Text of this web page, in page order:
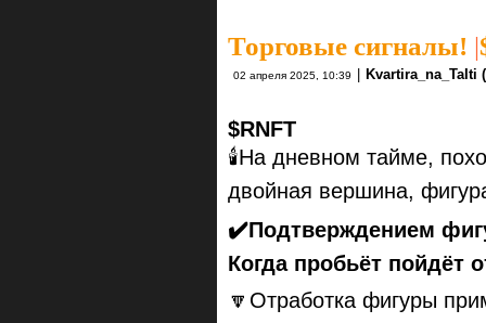
Торговые сигналы! |
02 апреля 2025, 10:39 Kvartira_na_TaIti
$RNFT
🕯На дневном тайме,
двойная вершина,
✔️Подтверждением
Когда пробьёт пойдёт
🔽Отработка фигуры